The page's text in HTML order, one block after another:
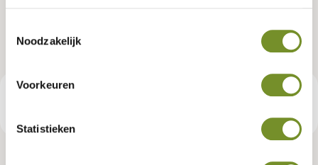
Noodzakelijk
Voorkeuren
Statistieken
Artikelnummer: